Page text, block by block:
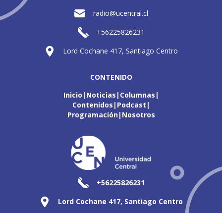
radio@ucentral.cl
+56225826231
Lord Cochane 417, Santiago Centro
CONTENIDO
Inicio Noticias Columnas
Contenidos Podcast
Programación Nosotros
+56225826231
Lord Cochane 417, Santiago Centro